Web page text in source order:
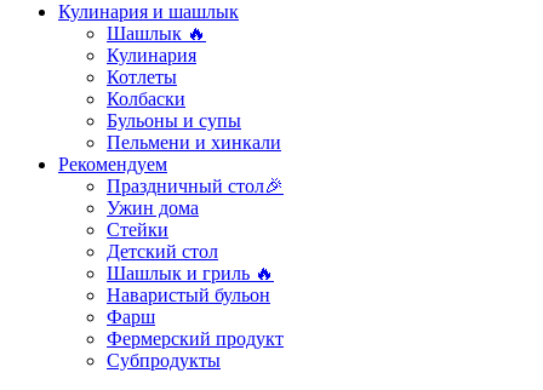
Кулинария и шашлык
Шашлык 🔥
Кулинария
Котлеты
Колбаски
Бульоны и супы
Пельмени и хинкали
Рекомендуем
Праздничный стол🎉
Ужин дома
Стейки
Детский стол
Шашлык и гриль 🔥
Наваристый бульон
Фарш
Фермерский продукт
Субпродукты